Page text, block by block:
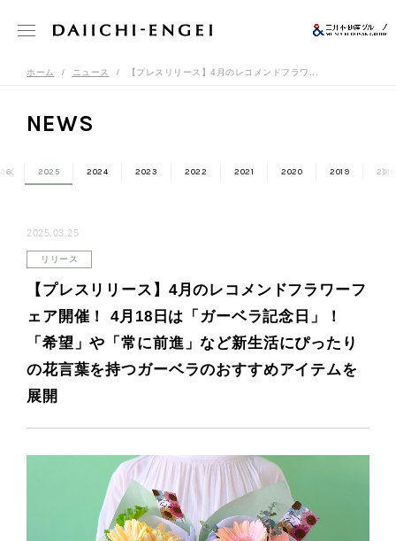
ホーム ニュース 【プレスリリース】4月のレコメンドフラワ...
NEWS
2025 2024 2023 2022 2021 2020 2019 2018
2025.03.25
リリース
【プレスリリース】4月のレコメンドフラワーフ
ェア開催！ 4月18日は「ガーベラ記念日」！
「希望」や「常に前進」など新生活にぴったり
の花言葉を持つガーベラのおすすめアイテムを
展開